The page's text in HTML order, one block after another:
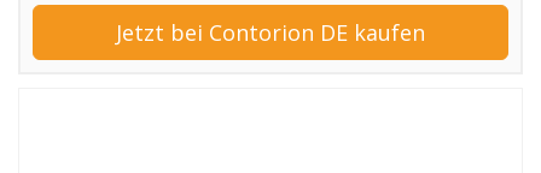
Jetzt bei Contorion DE kaufen